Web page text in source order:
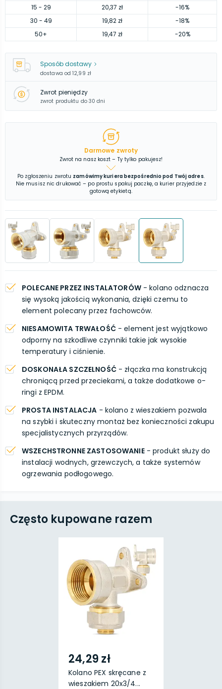
15 - 29 20,37 zł
-16%
30 - 49 19,82 zł
-18%
50+ 19,47 zł -20%
Sposób dostawy
dostawa od 12,99 zł
Zwrot pieniędzy
zwrot produktu do 30 dni
Darmowe zwroty
Zwrot na nasz koszt – Ty tylko pakujesz!
Po zgłoszeniu zwrotu zamówimy kuriera bezpośrednio pod Twój adres.
Nie musisz nic drukować – po prostu spakuj paczkę, a kurier przyjedzie z
gotową etykietą.
POLECANE PRZEZ INSTALATORÓW- kolano odznacza
się wysoką jakością wykonania, dzięki czemu to
element polecany przez fachowców.
NIESAMOWITA TRWAŁOŚĆ- element jest wyjątkowo
odporny na szkodliwe czynniki takie jak wysokie
temperatury i ciśnienie.
DOSKONAŁA SZCZELNOŚĆ- złączka ma konstrukcją
chroniącą przed przeciekami, a także dodatkowe o-
ringi z EPDM.
PROSTA INSTALACJA - kolano z wieszakiem pozwala
na szybki i skuteczny montaż bez konieczności zakupu
specjalistycznych przyrządów.
WSZECHSTRONNE ZASTOSOWANIE- produkt służy do
instalacji wodnych, grzewczych, a także systemów
ogrzewania podłogowego.
Często kupowane razem
24,29 zł
Kolano PEX skręcane z
wieszakiem 20x3/4...